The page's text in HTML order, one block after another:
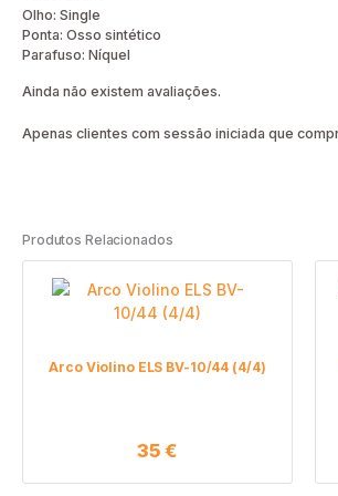
Olho: Single
Ponta: Osso sintético
Parafuso: Níquel
Ainda não existem avaliações.
Apenas clientes com sessão iniciada que
Produtos Relacionados
Arco Violino ELS BV-10/44 (4/4)
35 €